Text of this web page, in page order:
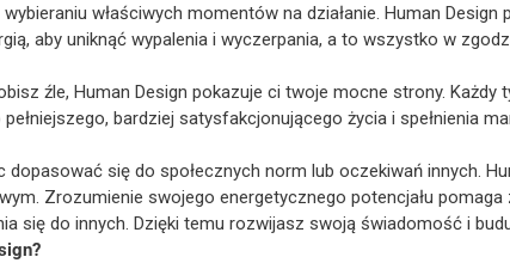
właściwych momentów na działanie. Human
aby uniknąć wypalenia i wyczerpania, a to wszystko w
źle, Human Design pokazuje ci twoje mocne strony. Każdy
bardziej satysfakcjonującego życia i spełnienia
dopasować się do społecznych norm lub oczekiwań innych.
Zrozumienie swojego energetycznego potencjału
się do innych. Dzięki temu rozwijasz swoją świadomość i